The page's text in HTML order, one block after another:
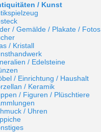
/ Kunst
/ Gemälde / Plakate / Fotos
/ Kristall
/ Edelsteine
/ Einrichtung / Haushalt
/ Keramik
/ Figuren / Plüschtiere
/ Uhren